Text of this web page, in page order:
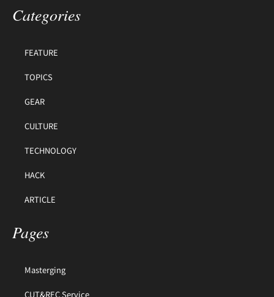
Categories
FEATURE
TOPICS
GEAR
CULTURE
TECHNOLOGY
HACK
ARTICLE
Pages
Masterging
CUT&REC Service